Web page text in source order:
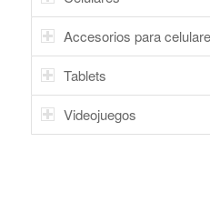
Accesorios para
Tablets
Videojuegos